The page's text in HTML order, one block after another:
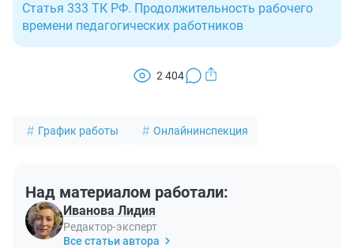
Статья 333 ТК РФ. Продолжительность рабочего
времени педагогических работников
2 404
График работы Онлайнинспекция
Над материалом работали:
Иванова Лидия
Редактор-эксперт
Все статьи автора